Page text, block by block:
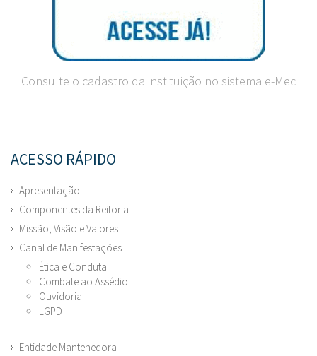
Consulte o cadastro da instituição no sistema e-Mec
ACESSO RÁPIDO
Apresentação
Componentes da Reitoria
Missão, Visão e Valores
Canal de Manifestações
Ética e Conduta
Combate ao Assédio
Ouvidoria
LGPD
Entidade Mantenedora